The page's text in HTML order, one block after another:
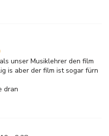
unser Musiklehrer den film
is aber der film ist sogar fürn
dran